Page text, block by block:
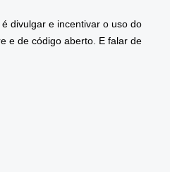
divulgar e incentivar o uso do
e de código aberto. E falar de